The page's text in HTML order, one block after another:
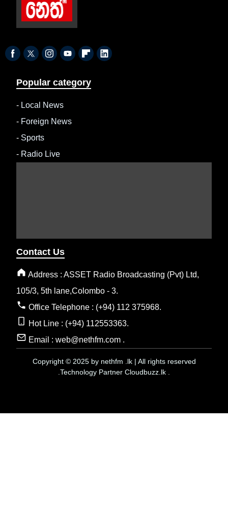
Popular category
- Local News
- Foreign News
- Sports
- Radio Live
Contact Us
Address : ASSET Radio Broadcasting (Pvt) Ltd,
105/3, 5th lane,Colombo - 3.
Office Telephone : (+94) 112 375968.
Hot Line : (+94) 112553363.
Email : web@nethfm.com .
Copyright © 2025 by nethfm .lk | All rights reserved
.Technology Partner Cloudbuzz.lk .